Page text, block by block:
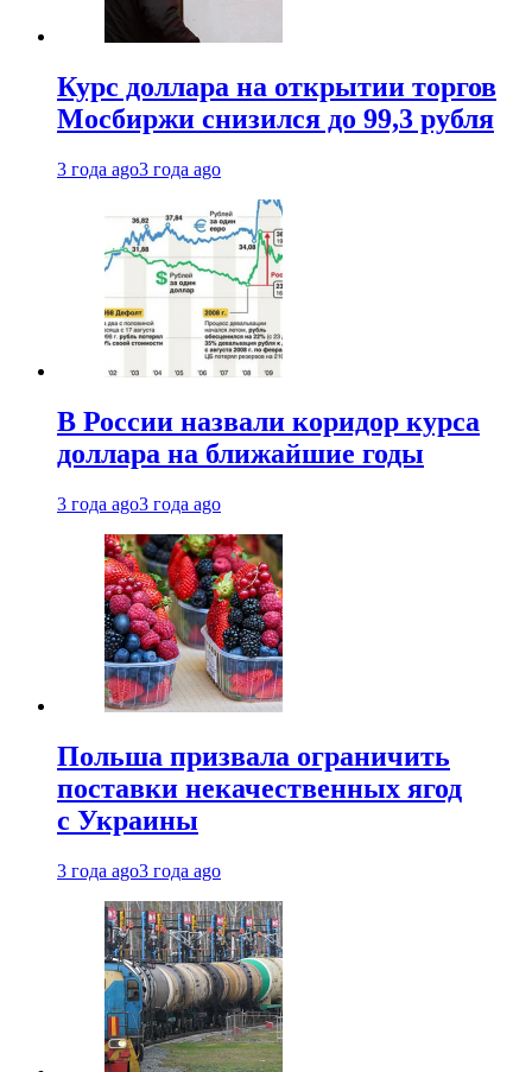
Курс доллара на открытии торгов
Мосбиржи снизился до 99,3 рубля
3 года ago3 года ago
В России назвали коридор курса
доллара на ближайшие годы
3 года ago3 года ago
Польша призвала ограничить
поставки некачественных ягод
с Украины
3 года ago3 года ago